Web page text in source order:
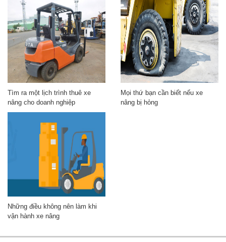
Tìm ra một lịch trình thuê xe
nâng cho doanh nghiệp
Mọi thứ bạn cần biết nếu xe
nâng bị hỏng
Những điều không nên làm khi
vận hành xe nâng